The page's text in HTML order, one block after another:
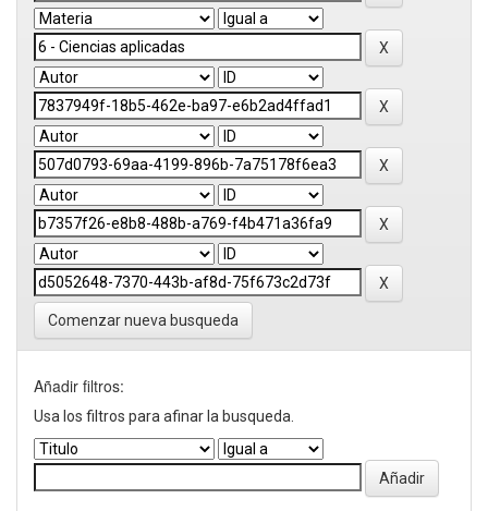
Comenzar nueva busqueda
Añadir filtros:
Usa los filtros para afinar la busqueda.